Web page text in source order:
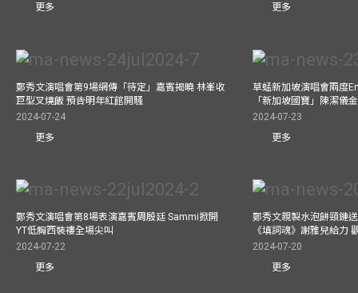
更多
更多
鄭秀文演唱會第9場網傳「待定」嘉賓揭曉 林峯收
巨型叉燒飯 預告明年紅館開騷
2024-07-24
更多
草蜢新加坡演唱會兩度
「新加坡國寶」陳潔儀
2024-07-23
更多
鄭秀文演唱會第8場表演嘉賓周殷廷 Sammi掀開
YT低胸西裝褸全場尖叫
2024-07-22
更多
鄭秀文親製水泡餅頸鏈
《填詞魂》謝雅兒給力
2024-07-20
更多